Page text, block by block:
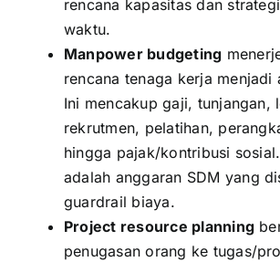
rencana kapasitas dan
waktu.
Manpower budgeting
rencana tenaga kerja menjadi
Ini mencakup gaji, tunjangan,
rekrutmen, pelatihan,
hingga pajak/kontribusi
adalah anggaran SDM yang
guardrail biaya.
Project resource planning
penugasan orang ke tugas/